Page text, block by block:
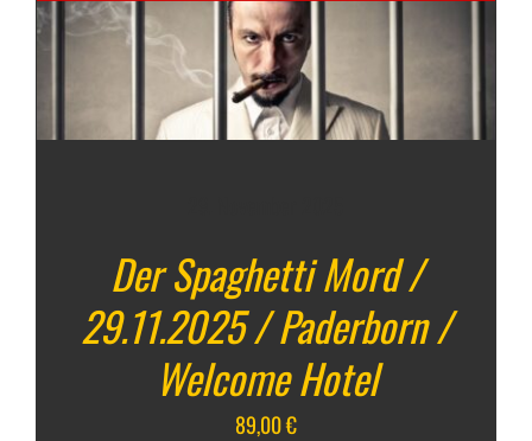
Der Spaghetti Mord /
29.11.2025 / Paderborn /
Welcome Hotel
89,00€